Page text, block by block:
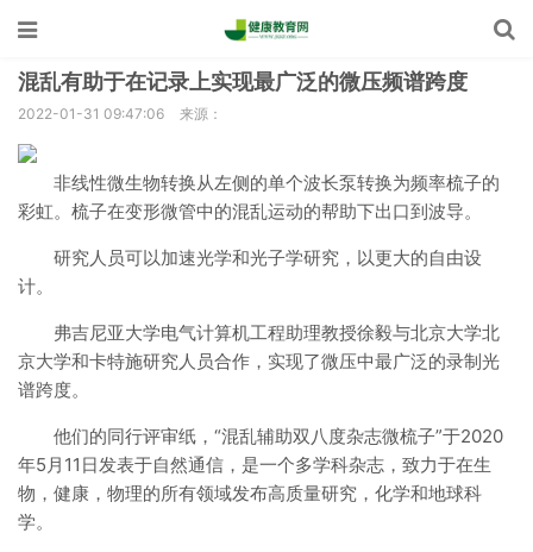
混乱有助于在记录上实现最广泛的微压频谱跨度
2022-01-31 09:47:06 来源：
非线性微生物转换从左侧的单个波长泵转换为频率梳子的
彩虹。梳子在变形微管中的混乱运动的帮助下出口到波导。
研究人员可以加速光学和光子学研究，以更大的自由设
计。
弗吉尼亚大学电气计算机工程助理教授徐毅与北京大学北
京大学和卡特施研究人员合作，实现了微压中最广泛的录制光
谱跨度。
他们的同行评审纸，“混乱辅助双八度杂志微梳子”于2020
年5月11日发表于自然通信，是一个多学科杂志，致力于在生
物，健康，物理的所有领域发布高质量研究，化学和地球科
学。